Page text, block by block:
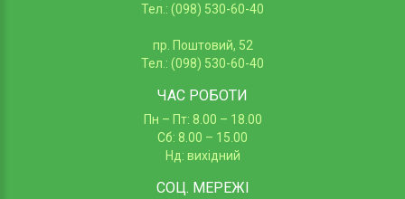
Тел.: (098) 530-60-40
пр. Поштовий, 52
Тел.: (098) 530-60-40
ЧАС РОБОТИ
Пн – Пт: 8.00 – 18.00
Сб: 8.00 – 15.00
Нд: вихідний
СОЦ. МЕРЕЖІ